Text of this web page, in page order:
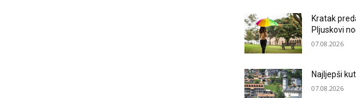
Kratak
Pljuskovi
07.08.2026
Najljepši
07.08.2026